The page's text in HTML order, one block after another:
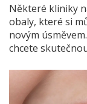
Některé kliniky
obaly, které si
novým
chcete